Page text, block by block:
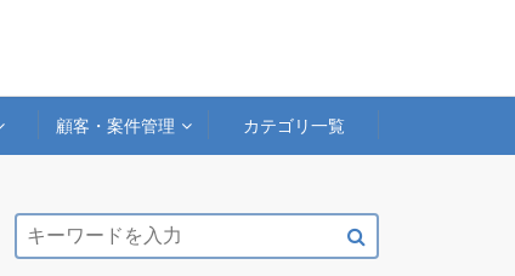
顧客・案件管理 カテゴリ一覧